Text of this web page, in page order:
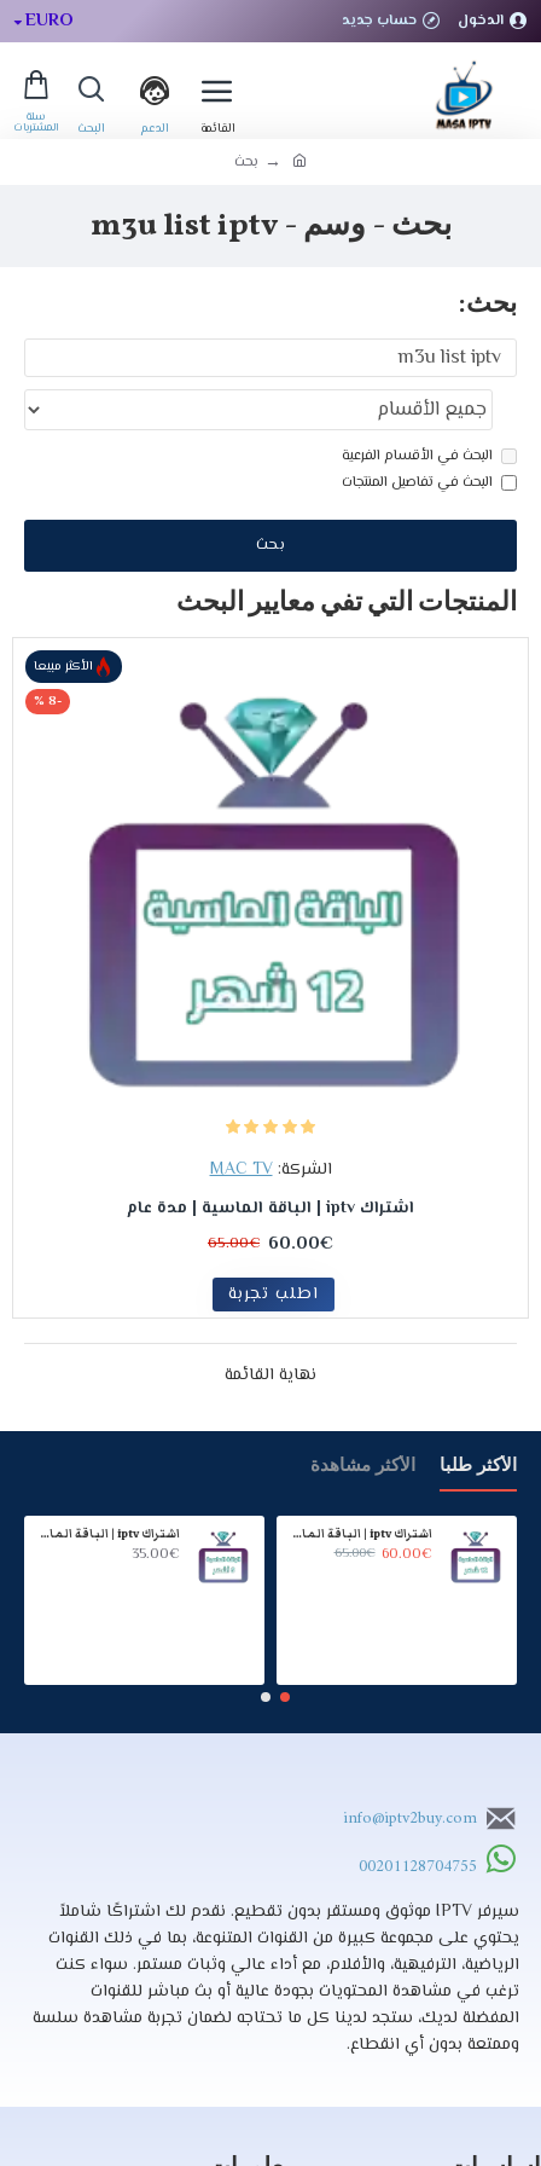
الدخول حساب جديد EURO
بحث
بحث - وسم - m3u list iptv
بحث:
البحث في الأقسام الفرعية
البحث في تفاصيل المنتجات
بحث
المنتجات التي تفي معايير البحث
الأكثر مبيعا
-8 %
الشركة: MAC TV
اشتراك iptv | الباقة الماسية | مدة عام
60.00€
65.00€
اطلب تجربة
نهاية القائمة
الأكثر طلبا الأكثر مشاهدة
اشتراك iptv | الباقة الماسية | مدة عام
60.00€
65.00€
اشتراك iptv | الباقة الماسية | ستة اشهر
35.00€
info@iptv2buy.com
00201128704755
سيرفر IPTV موثوق ومستقر بدون تقطيع. نقدم لك اشتراكًا شاملاً
يحتوي على مجموعة كبيرة من القنوات المتنوعة، بما في ذلك القنوات
الرياضية، الترفيهية، والأفلام، مع أداء عالي وثبات مستمر. سواء كنت
ترغب في مشاهدة المحتويات بجودة عالية أو بث مباشر للقنوات
المفضلة لديك، ستجد لدينا كل ما تحتاجه لضمان تجربة مشاهدة سلسة
وممتعة بدون أي انقطاع.